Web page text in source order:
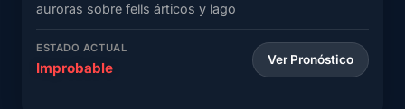
auroras sobre fells árticos y lago
ESTADO ACTUAL
Improbable Ver Pronóstico